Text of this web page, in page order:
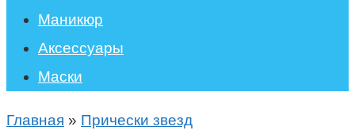
Маникюр
Аксессуары
Маски
Главная » Прически звезд